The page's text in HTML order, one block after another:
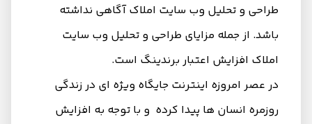
طراحی و تحلیل وب سایت املاک آگاهی نداشته
باشد. از جمله مزایای طراحی و تحلیل وب سایت
املاک افزایش اعتبار برندینگ است.
در عصر امروزه اینترنت جایگاه ویژه ای در زندگی
روزمره انسان ها پیدا کرده و با توجه به افزایش